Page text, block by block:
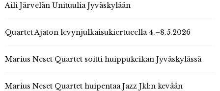
Aili Järvelän Unituulia Jyväskylään
Quartet Ajaton levynjulkaisukiertueella 4.–8.5.2026
Marius Neset Quartet soitti huippukeikan Jyväskylässä
Marius Neset Quartet huipentaa Jazz Jkl:n kevään